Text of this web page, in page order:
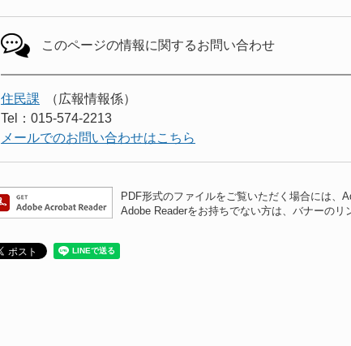
このページの情報に関するお問い合わせ
住民課
広報情報係
Tel：015-574-2213
メールでのお問い合わせはこちら
PDF形式のファイルをご覧いただく場合には、
Adobe Readerをお持ちでない方は、バナーのリ